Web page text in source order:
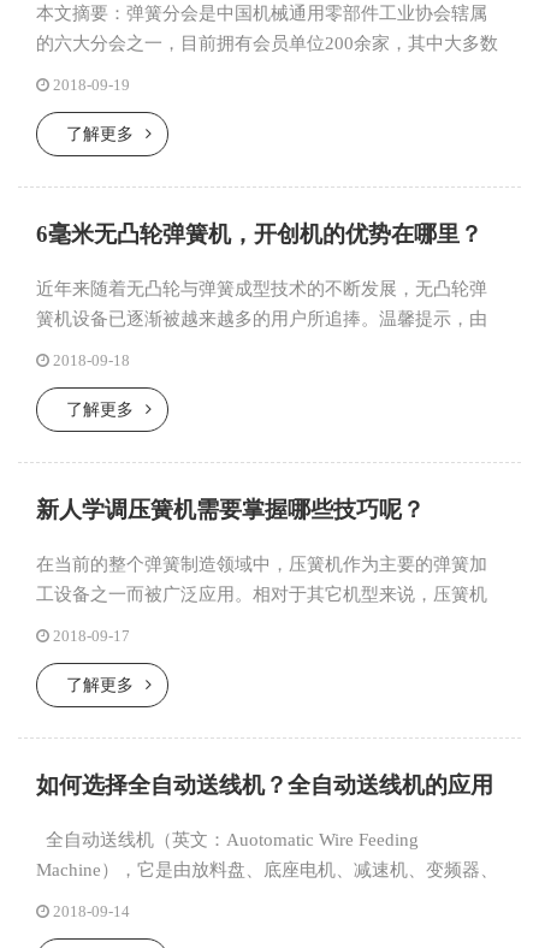
本文摘要：弹簧分会是中国机械通用零部件工业协会辖属
的六大分会之一，目前拥有会员单位200余家，其中大多数
2018-09-19
了解更多
6毫米无凸轮弹簧机，开创机的优势在哪里？
近年来随着无凸轮与弹簧成型技术的不断发展，无凸轮弹
簧机设备已逐渐被越来越多的用户所追捧。温馨提示，由
2018-09-18
了解更多
新人学调压簧机需要掌握哪些技巧呢？
在当前的整个弹簧制造领域中，压簧机作为主要的弹簧加
工设备之一而被广泛应用。相对于其它机型来说，压簧机
2018-09-17
了解更多
如何选择全自动送线机？全自动送线机的应用
全自动送线机（英文：Auotomatic Wire Feeding
Machine），它是由放料盘、底座电机、减速机、变频器、
2018-09-14